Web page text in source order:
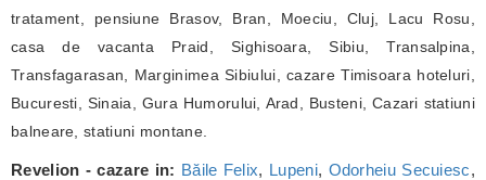
tratament, pensiune Brasov, Bran, Moeciu, Cluj, Lacu Rosu,
casa de vacanta Praid, Sighisoara, Sibiu, Transalpina,
Transfagarasan, Marginimea Sibiului, cazare Timisoara hoteluri,
Bucuresti, Sinaia, Gura Humorului, Arad, Busteni, Cazari statiuni
balneare, statiuni montane.
Revelion - cazare in: Băile Felix, Lupeni, Odorheiu Secuiesc,